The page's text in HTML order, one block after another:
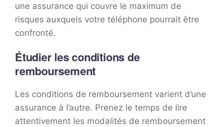
une assurance qui couvre le maximum de
risques auxquels votre téléphone pourrait être
confronté.
Étudier les conditions de
remboursement
Les conditions de remboursement varient d’une
assurance à l’autre. Prenez le temps de lire
attentivement les modalités de remboursement